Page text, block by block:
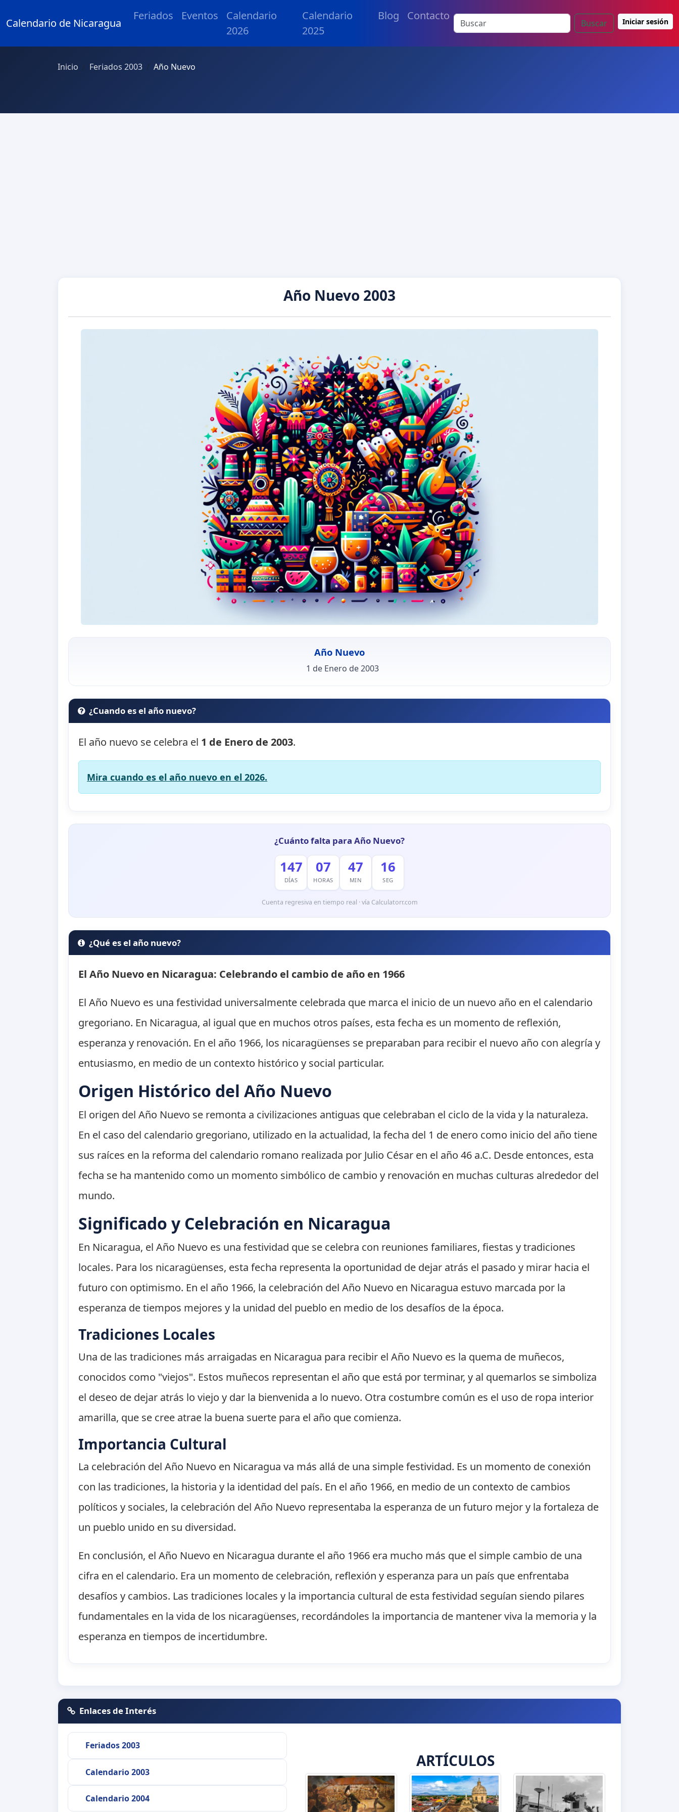
Calendario de Nicaragua
Feriados Eventos
Calendario
2026
Calendario
2025
Blog Contacto
Buscar Iniciar sesión
Inicio Feriados 2003 Año Nuevo
Año Nuevo 2003
Año Nuevo
1 de Enero de 2003
¿Cuando es el año nuevo?
El año nuevo se celebra el 1 de Enero de 2003.
Mira cuando es el año nuevo en el 2026.
¿Cuánto falta para Año Nuevo?
147
DÍAS
07
HORAS
47
MIN
15
SEG
Cuenta regresiva en tiempo real · vía Calculatorr.com
¿Qué es el año nuevo?
El Año Nuevo en Nicaragua: Celebrando el cambio de año en 1966
El Año Nuevo es una festividad universalmente celebrada que marca el inicio de un nuevo año en el calendario
gregoriano. En Nicaragua, al igual que en muchos otros países, esta fecha es un momento de reflexión,
esperanza y renovación. En el año 1966, los nicaragüenses se preparaban para recibir el nuevo año con alegría y
entusiasmo, en medio de un contexto histórico y social particular.
Origen Histórico del Año Nuevo
El origen del Año Nuevo se remonta a civilizaciones antiguas que celebraban el ciclo de la vida y la naturaleza.
En el caso del calendario gregoriano, utilizado en la actualidad, la fecha del 1 de enero como inicio del año tiene
sus raíces en la reforma del calendario romano realizada por Julio César en el año 46 a.C. Desde entonces, esta
fecha se ha mantenido como un momento simbólico de cambio y renovación en muchas culturas alrededor del
mundo.
Significado y Celebración en Nicaragua
En Nicaragua, el Año Nuevo es una festividad que se celebra con reuniones familiares, fiestas y tradiciones
locales. Para los nicaragüenses, esta fecha representa la oportunidad de dejar atrás el pasado y mirar hacia el
futuro con optimismo. En el año 1966, la celebración del Año Nuevo en Nicaragua estuvo marcada por la
esperanza de tiempos mejores y la unidad del pueblo en medio de los desafíos de la época.
Tradiciones Locales
Una de las tradiciones más arraigadas en Nicaragua para recibir el Año Nuevo es la quema de muñecos,
conocidos como "viejos". Estos muñecos representan el año que está por terminar, y al quemarlos se simboliza
el deseo de dejar atrás lo viejo y dar la bienvenida a lo nuevo. Otra costumbre común es el uso de ropa interior
amarilla, que se cree atrae la buena suerte para el año que comienza.
Importancia Cultural
La celebración del Año Nuevo en Nicaragua va más allá de una simple festividad. Es un momento de conexión
con las tradiciones, la historia y la identidad del país. En el año 1966, en medio de un contexto de cambios
políticos y sociales, la celebración del Año Nuevo representaba la esperanza de un futuro mejor y la fortaleza de
un pueblo unido en su diversidad.
En conclusión, el Año Nuevo en Nicaragua durante el año 1966 era mucho más que el simple cambio de una
cifra en el calendario. Era un momento de celebración, reflexión y esperanza para un país que enfrentaba
desafíos y cambios. Las tradiciones locales y la importancia cultural de esta festividad seguían siendo pilares
fundamentales en la vida de los nicaragüenses, recordándoles la importancia de mantener viva la memoria y la
esperanza en tiempos de incertidumbre.
Enlaces de Interés
Feriados 2003
Calendario 2003
Calendario 2004
ARTÍCULOS